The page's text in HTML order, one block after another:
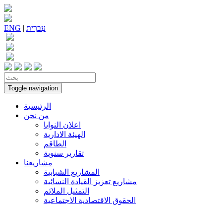
ENG | עִברִית
Toggle navigation
الرئيسية
من نحن
اعلان النوايا
الهيئة الادارية
الطاقم
تقارير سنوية
مشاريعنا
المشاريع الشبابية
مشاريع تعزيز القيادة النسائية
التمثيل الملائم
الحقوق الاقتصادية الاجتماعية